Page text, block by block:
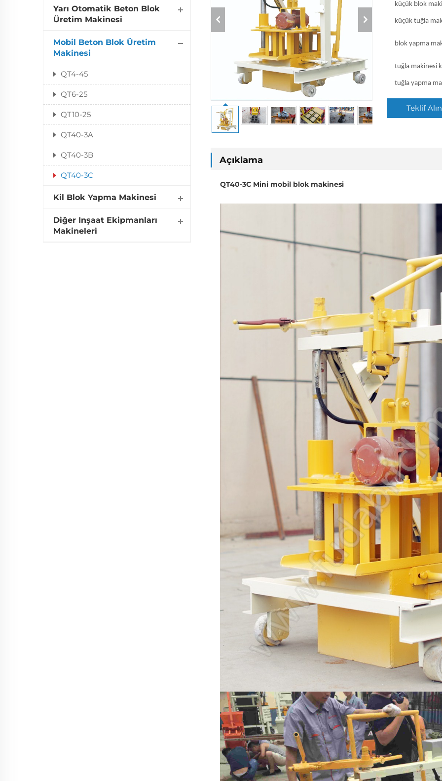
Yarı Otomatik Beton Blok
Üretim Makinesi
Mobil Beton Blok Üretim
Makinesi
QT4-45
QT6-25
QT10-25
QT40-3A
QT40-3B
QT40-3C
Kil Blok Yapma Makinesi
Diğer Inşaat Ekipmanları
Makineleri
küçük blok
küçük tuğla
blok yapma
tuğla makinesi
tuğla yapma
Teklif Alın
Açıklama
QT40-3C Mini mobil blok makinesi